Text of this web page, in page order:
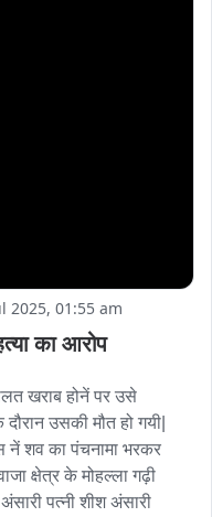
2025, 01:55 am
का आरोप
खराब होनें पर उसे
उसकी मौत हो गयी|
नें शव का पंचनामा भरकर
क्षेत्र के मोहल्ला गढ़ी
पत्नी शीश अंसारी